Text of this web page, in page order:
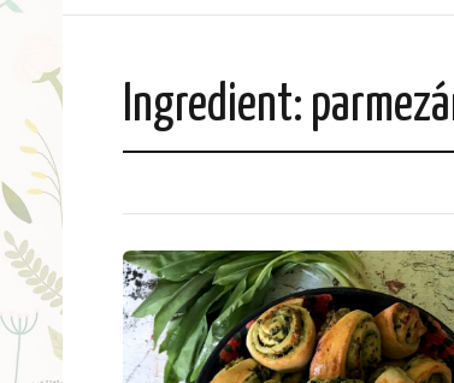
Ingredient: